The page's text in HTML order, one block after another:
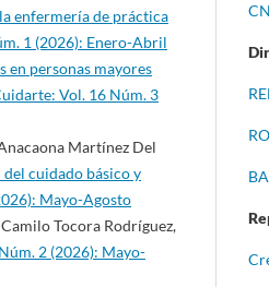
enfermería de práctica
1 (2026): Enero-Abril
en personas mayores
Vol. 16 Núm. 3
Martínez Del
cuidado básico y
Mayo-Agosto
Tocora Rodríguez,
2 (2026): Mayo-